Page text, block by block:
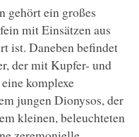
gehört ein großes
mit Einsätzen aus
ist. Daneben befindet
der mit Kupfer- und
komplexe
jungen Dionysos, der
kleinen, beleuchteten